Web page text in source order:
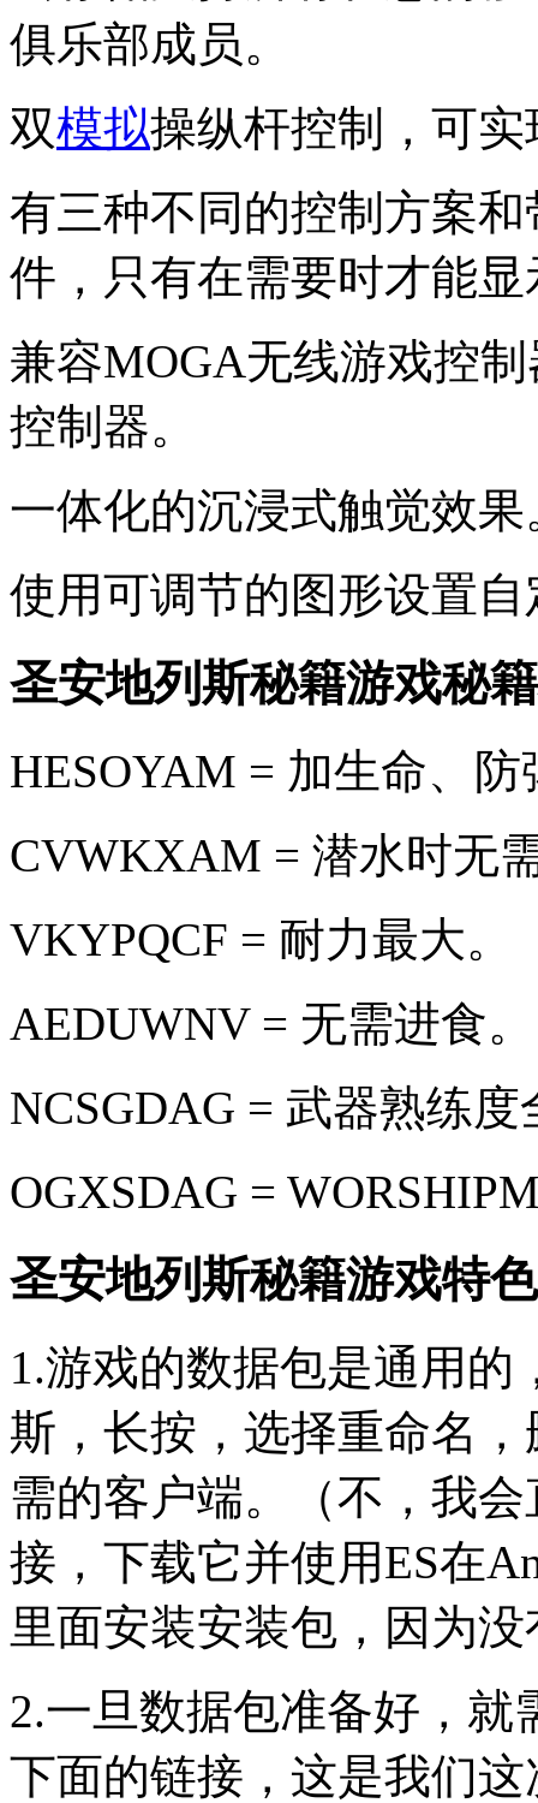
俱乐部成员。
双模拟操纵杆控制，可
有三种不同的控制方案
件，只有在需要时才能
兼容MOGA无线游戏控
控制器。
一体化的沉浸式触觉效果
使用可调节的图形设置
圣安地列斯秘籍游戏秘
HESOYAM = 加生命、
CVWKXAM = 潜水时无
VKYPQCF = 耐力最大。
AEDUWNV = 无需进食。
NCSGDAG = 武器熟练度
OGXSDAG =
圣安地列斯秘籍游戏特色
1.游戏的数据包是通用
斯，长按，选择重命名
需的客户端。（不，我
接，下载它并使用ES在
里面安装安装包，因为
2.一旦数据包准备好，
下面的链接，这是我们